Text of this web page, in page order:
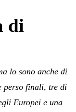
di
lo sono anche di
perso finali, tre di
Europei e una